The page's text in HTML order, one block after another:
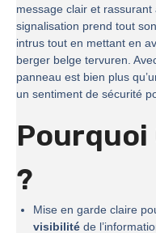
message clair et
signalisation prend tout
intrus tout en mettant en
berger belge tervuren.
panneau est bien plus
un sentiment de sécurité
Pourquoi
?
Mise en garde claire
visibilité de